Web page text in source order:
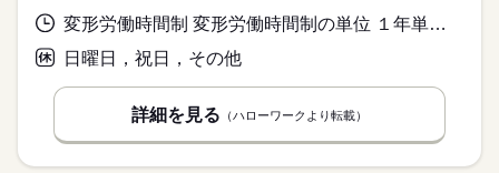
変形労働時間制 変形労働時間制の単位 １年単位 就業時間１ 10時30分〜18時15分 就業時間２ 8時30分〜16時30分 就業時間３ 9時30分〜17時30分 就業時間に関する特記事項 学校休業日は２か３の勤務時間となります。
日曜日，祝日，その他
詳細を見る （ハローワークより転載）